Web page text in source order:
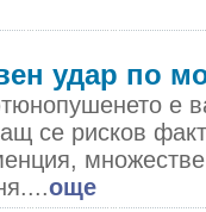
удар по
е
се рисков
още